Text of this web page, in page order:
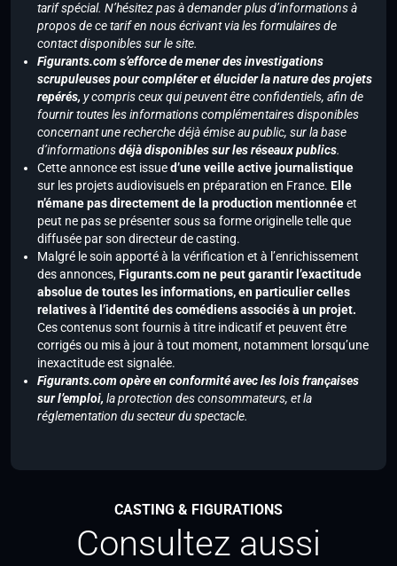
tarif spécial. N’hésitez pas à demander plus d’informations à
propos de ce tarif en nous écrivant via les formulaires de
contact disponibles sur le site.
Figurants.com s’efforce de mener des investigations
scrupuleuses pour compléter et élucider la nature des projets
repérés, y compris ceux qui peuvent être confidentiels, afin de
fournir toutes les informations complémentaires disponibles
concernant une recherche déjà émise au public, sur la base
d’informationsdéjà disponibles sur les réseaux publics.
Cette annonce est issued’une veille active journalistique
sur les projets audiovisuels en préparation en France. Elle
n’émane pas directement de la production mentionnéeet
peut ne pas se présenter sous sa forme originelle telle que
diffusée par son directeur de casting.
Malgré le soin apporté à la vérification et à l’enrichissement
des annonces,Figurants.com ne peut garantir l’exactitude
absolue de toutes les informations, en particulier celles
relatives à l’identité des comédiens associés à un projet.
Ces contenus sont fournis à titre indicatif et peuvent être
corrigés ou mis à jour à tout moment, notamment lorsqu’une
inexactitude est signalée.
Figurants.com opère en conformité avec les lois françaises
sur l’emploi, la protection des consommateurs, et la
réglementation du secteur du spectacle.
CASTING & FIGURATIONS
Consultez aussi